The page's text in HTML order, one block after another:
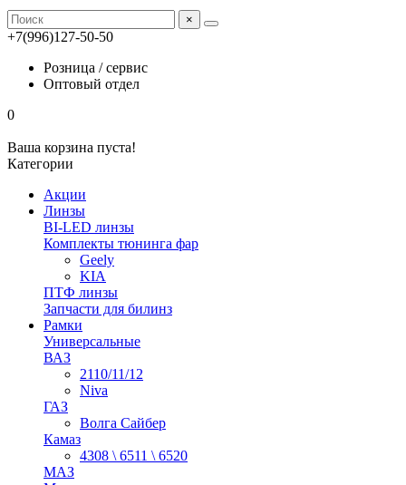
×
+7(996)127-50-50
Розница / сервис
Оптовый отдел
0
Ваша корзина пуста!
Категории
Акции
Линзы
BI-LED линзы
Комплекты тюнинга фар
Geely
KIA
ПТФ линзы
Запчасти для билинз
Рамки
Универсальные
ВАЗ
2110/11/12
Niva
ГАЗ
Волга Сайбер
Камаз
4308 \ 6511 \ 6520
МАЗ